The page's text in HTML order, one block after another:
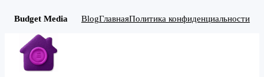
Budget Media BlogГлавнаяПолитика конфиденциальности
Перейти
содержимому